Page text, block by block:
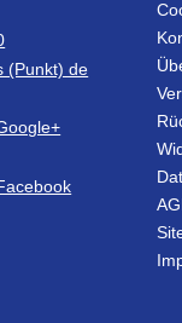
(Punkt) de